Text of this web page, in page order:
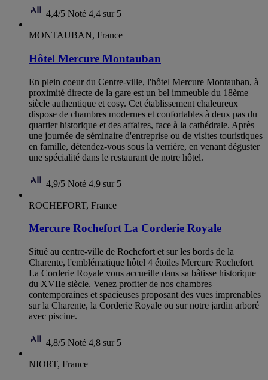
4,4/5 Noté 4,4 sur 5
MONTAUBAN, France
Hôtel Mercure Montauban
En plein coeur du Centre-ville, l'hôtel Mercure Montauban, à
proximité directe de la gare est un bel immeuble du 18ème
siècle authentique et cosy. Cet établissement chaleureux
dispose de chambres modernes et confortables à deux pas du
quartier historique et des affaires, face à la cathédrale. Après
une journée de séminaire d'entreprise ou de visites touristiques
en famille, détendez-vous sous la verrière, en venant déguster
une spécialité dans le restaurant de notre hôtel.
4,9/5 Noté 4,9 sur 5
ROCHEFORT, France
Mercure Rochefort La Corderie Royale
Situé au centre-ville de Rochefort et sur les bords de la
Charente, l'emblématique hôtel 4 étoiles Mercure Rochefort
La Corderie Royale vous accueille dans sa bâtisse historique
du XVIIe siècle. Venez profiter de nos chambres
contemporaines et spacieuses proposant des vues imprenables
sur la Charente, la Corderie Royale ou sur notre jardin arboré
avec piscine.
4,8/5 Noté 4,8 sur 5
NIORT, France